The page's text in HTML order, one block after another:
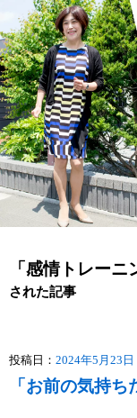
「感情トレーニ
された記事
投稿日： 2024年5月23日
「お前の気持